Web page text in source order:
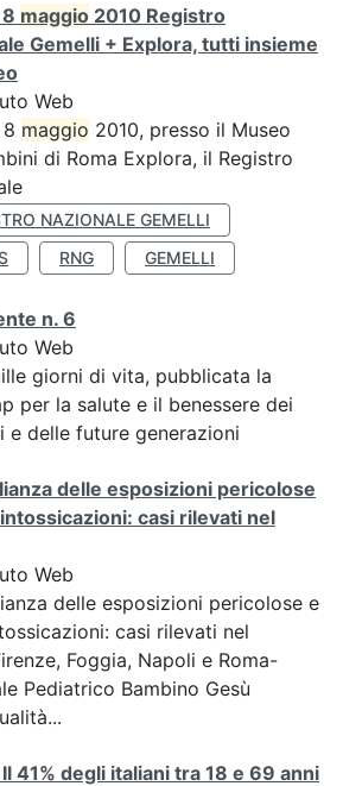
maggio 2010 Registro
Gemelli + Explora, tutti insieme
Web
maggio 2010, presso il Museo
di Roma Explora, il Registro
NAZIONALE GEMELLI
RNG GEMELLI
n. 6
Web
giorni di vita, pubblicata la
per la salute e il benessere dei
e delle future generazioni
delle esposizioni pericolose
casi rilevati nel
Web
delle esposizioni pericolose e
casi rilevati nel
Foggia, Napoli e Roma-
Pediatrico Bambino Gesù
41% degli italiani tra 18 e 69 anni